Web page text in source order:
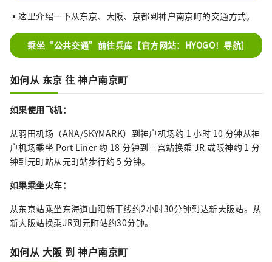
▪这里介绍一下从东京、大阪、京都到神户南京町的交通方式。
乘坐“公共交通”前往兵库【官方网站：HYOGO！导航]
如何从 东京 往 神户南京町
如果使用飞机：
从羽田机场（ANA/SKYMARK）到神户机场约 1 小时 10 分钟从神
户机场乘坐 Port Liner 约 18 分钟到三宫站换乘 JR 或阪神约 1 分
钟到元町站从元町站步行约 5 分钟。
如果乘坐火车：
从东京站乘坐东海道山阳新干线约2小时30分钟到达新大阪站。从
新大阪站换乘JR到元町站约30分钟。
如何从 大阪 到 神户南京町